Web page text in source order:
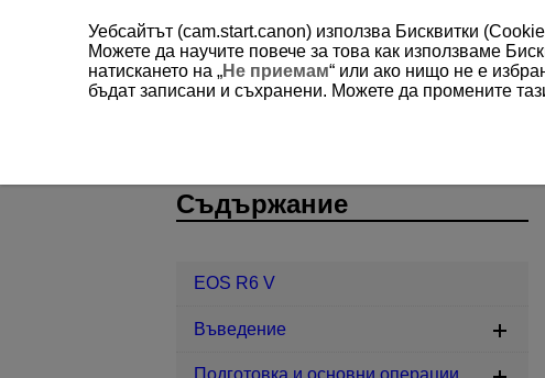
Комуникационни функции
Съдържание
EOS R6 V
Въведение
Подготовка и основни операции
Уебсайтът (cam.start.canon) използва Бисквитки
Можете да научите повече за това как използваме
натискането на „Не приемам“ или ако нищо не е
бъдат записани и съхранени. Можете да промените